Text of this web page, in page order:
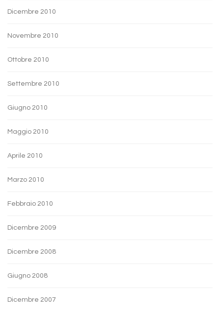
Dicembre 2010
Novembre 2010
Ottobre 2010
Settembre 2010
Giugno 2010
Maggio 2010
Aprile 2010
Marzo 2010
Febbraio 2010
Dicembre 2009
Dicembre 2008
Giugno 2008
Dicembre 2007